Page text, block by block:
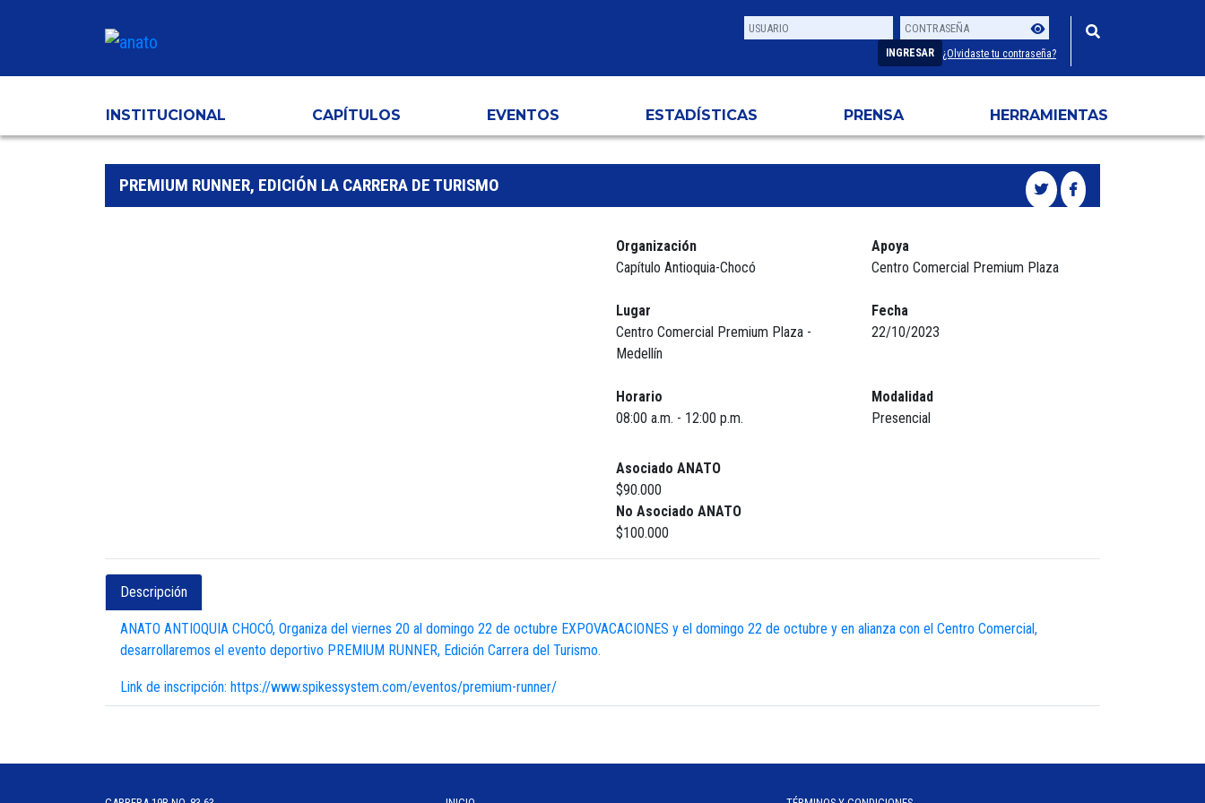
Usuario
Contraseña
INGRESAR ¿Olvidaste tu contraseña?
INSTITUCIONAL CAPÍTULOS EVENTOS ESTADÍSTICAS PRENSA HERRAMIENTAS
PREMIUM RUNNER, EDICIÓN LA CARRERA DE TURISMO
Organización
Capítulo Antioquia-Chocó
Apoya
Centro Comercial Premium Plaza
Lugar
Centro Comercial Premium Plaza -
Medellín
Fecha
22/10/2023
Horario
08:00 a.m. - 12:00 p.m.
Modalidad
Presencial
Asociado ANATO
$90.000
No Asociado ANATO
$100.000
Descripción
ANATO ANTIOQUIA CHOCÓ, Organiza del viernes 20 al domingo 22 de octubre EXPOVACACIONES y el domingo 22 de octubre y en alianza con el Centro Comercial,
desarrollaremos el evento deportivo PREMIUM RUNNER, Edición Carrera del Turismo.
Link de inscripción: https://www.spikessystem.com/eventos/premium-runner/